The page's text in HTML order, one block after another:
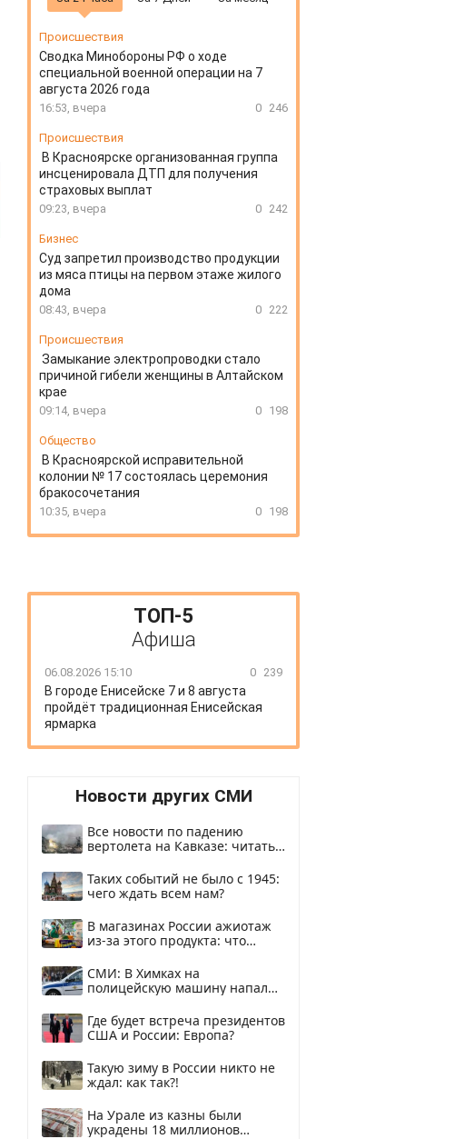
Происшествия
Сводка Минобороны РФ о ходе
специальной военной операции на 7
августа 2026 года
16:53, вчера 0 246
Происшествия
В Красноярске организованная группа
инсценировала ДТП для получения
страховых выплат
09:23, вчера 0 242
Бизнес
Суд запретил производство продукции
из мяса птицы на первом этаже жилого
дома
08:43, вчера 0 222
Происшествия
Замыкание электропроводки стало
причиной гибели женщины в Алтайском
крае
09:14, вчера 0 198
Общество
В Красноярской исправительной
колонии № 17 состоялась церемония
бракосочетания
10:35, вчера 0 198
ТОП-5
Афиша
06.08.2026 15:10 0 239
В городе Енисейске 7 и 8 августа
пройдёт традиционная Енисейская
ярмарка
Новости других СМИ
Все новости по падению
вертолета на Кавказе: читать
Таких событий не было с 1945:
чего ждать всем нам?
В магазинах России ажиотаж
из-за этого продукта: что
СМИ: В Химках на
полицейскую машину напали
Где будет встреча президентов
США и России: Европа?
Такую зиму в России никто не
ждал: как так?!
На Урале из казны были
украдены 18 миллионов